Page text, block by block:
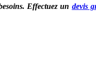
Effectuez un devis